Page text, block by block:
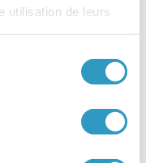
utilisation de leurs